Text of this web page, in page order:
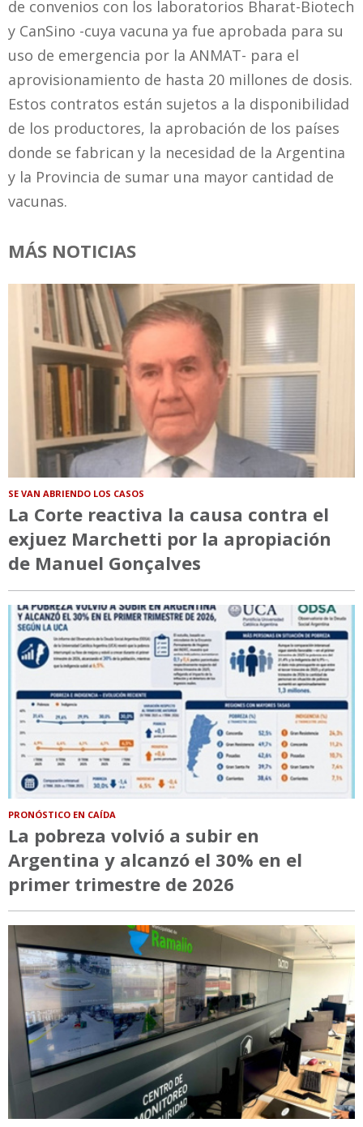
de convenios con los laboratorios Bharat-Biotech
y CanSino -cuya vacuna ya fue aprobada para su
uso de emergencia por la ANMAT- para el
aprovisionamiento de hasta 20 millones de dosis.
Estos contratos están sujetos a la disponibilidad
de los productores, la aprobación de los países
donde se fabrican y la necesidad de la Argentina
y la Provincia de sumar una mayor cantidad de
vacunas.
MÁS NOTICIAS
SE VAN ABRIENDO LOS CASOS
La Corte reactiva la causa contra el
exjuez Marchetti por la apropiación
de Manuel Gonçalves
PRONÓSTICO EN CAÍDA
La pobreza volvió a subir en
Argentina y alcanzó el 30% en el
primer trimestre de 2026